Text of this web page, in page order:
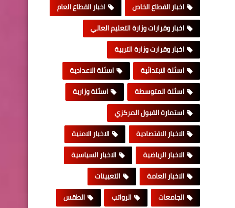
اخبار القطاع الخاص
اخبار القطاع العام
اخبار وقرارات وزارة التعليم العالي
اخبار وقرارت وزارة التربية
اسئلة الابتدائية
اسئلة الاعدادية
اسئلة المتوسطة
اسئلة وزارية
استمارة القبول المركزي
الاخبار الاقتصادية
الاخبار الامنية
الاخبار الرياضية
الاخبار السياسية
الاخبار العامة
التعيينات
الجامعات
الرواتب الطقس